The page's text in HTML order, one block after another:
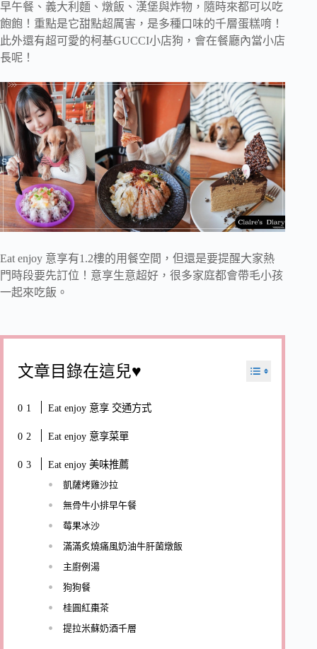
早午餐、義大利麵、燉飯、漢堡與炸物，隨時來都可以吃
飽飽！重點是它甜點超厲害，是多種口味的千層蛋糕唷！
此外還有超可愛的柯基GUCCI小店狗，會在餐廳內當小店
長呢！
Eat enjoy 意享有1.2樓的用餐空間，但還是要提醒大家熱
門時段要先訂位！意享生意超好，很多家庭都會帶毛小孩
一起來吃飯。
文章目錄在這兒♥
Eat enjoy 意享 交通方式
Eat enjoy 意享菜單
Eat enjoy 美味推薦
凱薩烤雞沙拉
無骨牛小排早午餐
莓果冰沙
滿滿炙燒痛風奶油牛肝菌燉飯
主廚例湯
狗狗餐
桂圓紅棗茶
提拉米蘇奶酒千層